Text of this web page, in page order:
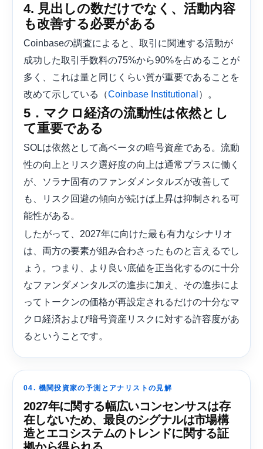
4. 見出しの数だけでなく、活動内容
も改善する必要がある
Coinbaseの調査によると、取引に関連する活動が
成功した取引手数料の75%から90%を占めることが
多く、これは量と同じくらい質が重要であることを
改めて示している（Coinbase Institutional ）。
5．マクロ経済の流動性は依然とし
て重要である
SOLは依然として高ベータの暗号資産である。流動
性の向上とリスク選好度の向上は通常プラスに働く
が、ソラナ固有のファンダメンタルズが改善して
も、リスク回避の傾向が続けば上昇は抑制される可
能性がある。
したがって、2027年に向けた最も有力なシナリオ
は、両方の要素が組み合わさったものと言えるでし
ょう。つまり、より良い底値を正当化するのに十分
なファンダメンタルズの進歩に加え、その進歩によ
ってトークンの価格が再設定されるだけの十分なマ
クロ経済および暗号資産リスクに対する許容度があ
るということです。
04. 機関投資家の予測とアナリストの見解
2027年に関する幅広いコンセンサスは存
在しないため、最良のシグナルは市場構
造とエコシステムのトレンドに関する証